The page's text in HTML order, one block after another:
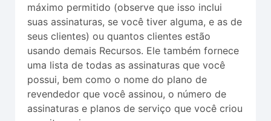
máximo permitido (observe que isso inclui
suas assinaturas, se você tiver alguma, e as de
seus clientes) ou quantos clientes estão
usando demais Recursos. Ele também fornece
uma lista de todas as assinaturas que você
possui, bem como o nome do plano de
revendedor que você assinou, o número de
assinaturas e planos de serviço que você criou